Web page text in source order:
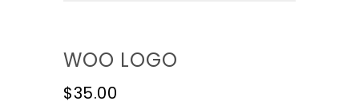
WOO LOGO
$35.00